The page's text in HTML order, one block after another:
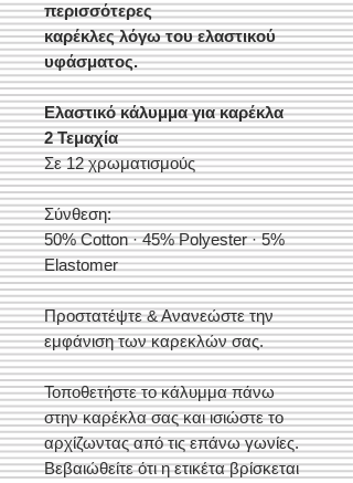
περισσότερες
καρέκλες λόγω του ελαστικού
υφάσματος.
Ελαστικό κάλυμμα για καρέκλα
2 Τεμαχία
Σε 12 χρωματισμούς
Σύνθεση:
50% Cotton · 45% Polyester · 5%
Elastomer
Προστατέψτε & Ανανεώστε την
εμφάνιση των καρεκλών σας.
Τοποθετήστε το κάλυμμα πάνω
στην καρέκλα σας και ισιώστε το
αρχίζωντας από τις επάνω γωνίες.
Βεβαιώθείτε ότι η ετικέτα βρίσκεται